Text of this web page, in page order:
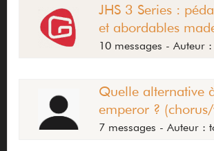
JHS 3 Series :
et abordables
10 messages - Auteur
Quelle alternative
emperor ?
7 messages - Auteur :